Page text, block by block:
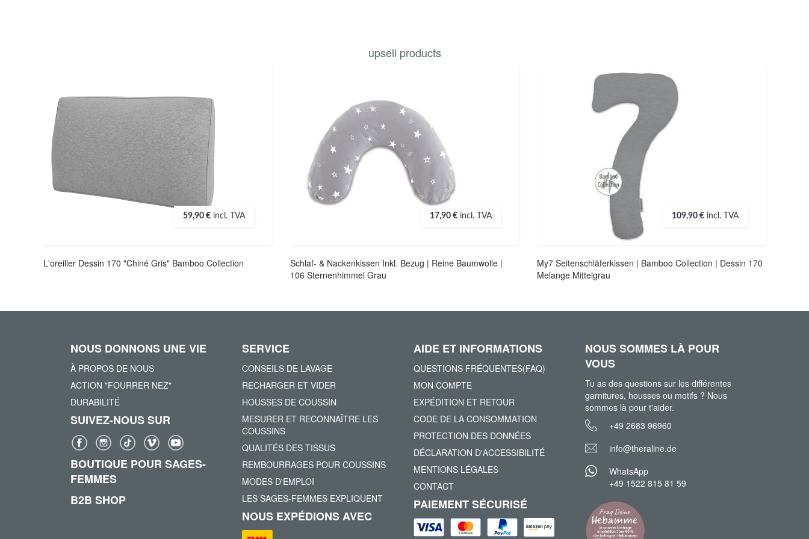
upsell products
59,90 € incl. TVA
L'oreiller Dessin 170 "chiné Gris" Bamboo Collection
17,90 € incl. TVA
Schlaf- & Nackenkissen Inkl. Bezug | Reine Baumwolle |
106 Sternenhimmel Grau
109,90 € incl. TVA
My7 Seitenschläferkissen | Bamboo Collection | Dessin 170
Melange Mittelgrau
NOUS DONNONS UNE VIE
À PROPOS DE NOUS
ACTION "FOURRER NEZ"
DURABILITÉ
SUIVEZ-NOUS SUR
BOUTIQUE POUR SAGES-
FEMMES
B2B SHOP
SERVICE
CONSEILS DE LAVAGE
RECHARGER ET VIDER
HOUSSES DE COUSSIN
MESURER ET RECONNAÎTRE LES
COUSSINS
QUALITÉS DES TISSUS
REMBOURRAGES POUR COUSSINS
MODES D'EMPLOI
LES SAGES-FEMMES EXPLIQUENT
NOUS EXPÉDIONS AVEC
AIDE ET INFORMATIONS
QUESTIONS FRÉQUENTES(FAQ)
MON COMPTE
EXPÉDITION ET RETOUR
CODE DE LA CONSOMMATION
PROTECTION DES DONNÉES
DÉCLARATION D'ACCESSIBILITÉ
MENTIONS LÉGALES
CONTACT
PAIEMENT SÉCURISÉ
NOUS SOMMES LÀ POUR
VOUS
Tu as des questions sur les différentes
garnitures, housses ou motifs ? Nous
sommes là pour t'aider.
+49 2683 96960
info@theraline.de
WhatsApp
+49 1522 815 81 59